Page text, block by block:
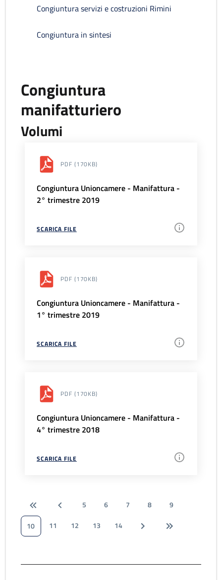
Congiuntura servizi e costruzioni Rimini
Congiuntura in sintesi
Congiuntura
manifatturiero
Volumi
PDF (170KB)
Congiuntura Unioncamere - Manifattura -
2° trimestre 2019
SCARICA FILE
PDF (170KB)
Congiuntura Unioncamere - Manifattura -
1° trimestre 2019
SCARICA FILE
PDF (170KB)
Congiuntura Unioncamere - Manifattura -
4° trimestre 2018
SCARICA FILE
5 6 7 8
9
10
11 12 13 14